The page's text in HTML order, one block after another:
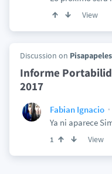
View
Discussion on Pisapapeles
Informe
2017
Fabian Ignacio
Ya ni aparece
1 View